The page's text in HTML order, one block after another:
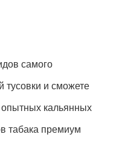
самого
тусовки и сможете
кальянных
табака премиум